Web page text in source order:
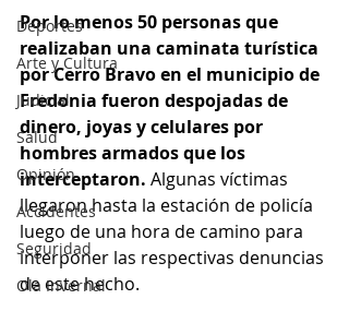
Deportes
Arte y Cultura
Judicial
Salud
Opinión
Accidentes
Seguridad
Ola Invernal
Por lo menos 50 personas que
realizaban una caminata turística
por Cerro Bravo en el municipio de
Fredonia fueron despojadas de
dinero, joyas y celulares por
hombres armados que los
interceptaron. Algunas víctimas
llegaron hasta la estación de policía
luego de una hora de camino para
interponer las respectivas denuncias
de este hecho.